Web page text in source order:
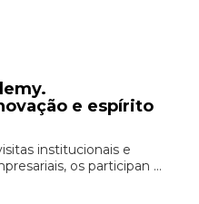
e espírito
institucionais e
os participan ...